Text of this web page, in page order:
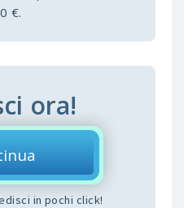
€.
ora!
in pochi click!